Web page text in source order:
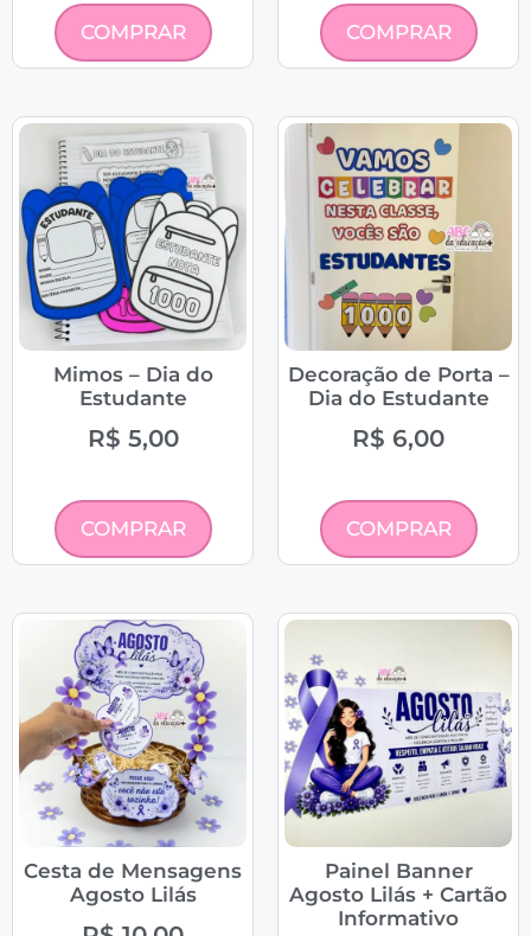
COMPRAR COMPRAR
Mimos – Dia do
Estudante
R$ 5,00
COMPRAR
Decoração de Porta –
Dia do Estudante
R$ 6,00
COMPRAR
Cesta de Mensagens
Agosto Lilás
Painel Banner
Agosto Lilás + Cartão
Informativo